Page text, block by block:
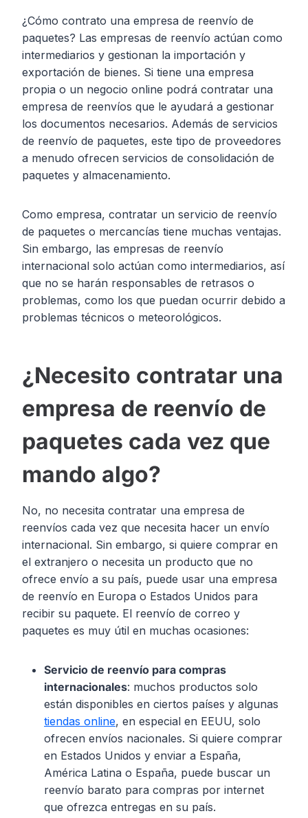
¿Cómo contrato una empresa de reenvío de
paquetes? Las empresas de reenvío actúan como
intermediarios y gestionan la importación y
exportación de bienes. Si tiene una empresa
propia o un negocio online podrá contratar una
empresa de reenvíos que le ayudará a gestionar
los documentos necesarios. Además de servicios
de reenvío de paquetes, este tipo de proveedores
a menudo ofrecen servicios de consolidación de
paquetes y almacenamiento.
Como empresa, contratar un servicio de reenvío
de paquetes o mercancías tiene muchas ventajas.
Sin embargo, las empresas de reenvío
internacional solo actúan como intermediarios, así
que no se harán responsables de retrasos o
problemas, como los que puedan ocurrir debido a
problemas técnicos o meteorológicos.
¿Necesito contratar una
empresa de reenvío de
paquetes cada vez que
mando algo?
No, no necesita contratar una empresa de
reenvíos cada vez que necesita hacer un envío
internacional. Sin embargo, si quiere comprar en
el extranjero o necesita un producto que no
ofrece envío a su país, puede usar una empresa
de reenvío en Europa o Estados Unidos para
recibir su paquete. El reenvío de correo y
paquetes es muy útil en muchas ocasiones:
Servicio de reenvío para compras
internacionales: muchos productos solo
están disponibles en ciertos países y algunas
tiendas online, en especial en EEUU, solo
ofrecen envíos nacionales. Si quiere comprar
en Estados Unidos y enviar a España,
América Latina o España, puede buscar un
reenvío barato para compras por internet
que ofrezca entregas en su país.